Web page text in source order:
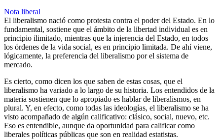
Nota liberal
El liberalismo nació como protesta contra el poder del Estado. En lo
fundamental, sostiene que el ámbito de la libertad individual es en
principio ilimitado, mientras que la injerencia del Estado, en todos
los órdenes de la vida social, es en principio limitada. De ahí viene,
lógicamente, la preferencia del liberalismo por el sistema de
mercado.
Es cierto, como dicen los que saben de estas cosas, que el
liberalismo ha variado a lo largo de su historia. Los entendidos de la
materia sostienen que lo apropiado es hablar de liberalismos, en
plural. Y, en efecto, como todas las ideologías, el liberalismo se ha
visto acompañado de algún calificativo: clásico, social, nuevo, etc.
Eso es entendible, aunque da oportunidad para calificar como
liberales políticas públicas que son en realidad estatistas.